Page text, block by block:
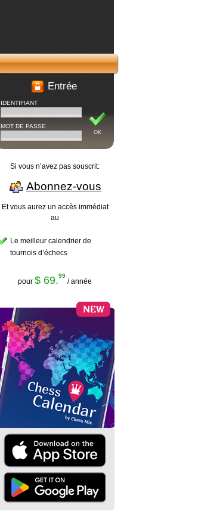
Entrée
OK
IDENTIFIANT
MOT DE PASSE
Si vous n’avez pas souscrit:
Abonnez-vous
Et vous aurez un accès immédiat
au
Le meilleur calendrier de
tournois d’échecs
pour $ 69.99
/ année